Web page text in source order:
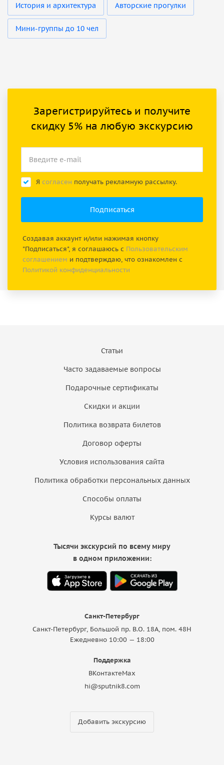
История и архитектура Авторские прогулки
Мини-группы до 10 чел
Зарегистрируйтесь и получите
скидку 5% на любую экскурсию
Я согласен получать рекламную рассылку.
Создавая аккаунт и/или нажимая кнопку
"Подписаться", я соглашаюсь с Пользовательским
соглашением и подтверждаю, что ознакомлен с
Политикой конфиденциальности
Статьи
Часто задаваемые вопросы
Подарочные сертификаты
Скидки и акции
Политика возврата билетов
Договор оферты
Условия использования сайта
Политика обработки персональных данных
Способы оплаты
Курсы валют
Санкт-Петербург
Санкт-Петербург, Большой пр. В.О. 18A, пом. 48Н
Ежедневно 10:00 — 18:00
Поддержка
ВКонтактеMax
hi@sputnik8.com
Добавить экскурсию
Тысячи экскурсий по всему миру
в одном приложении: